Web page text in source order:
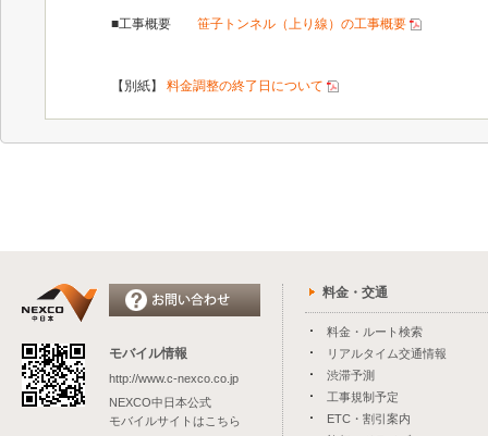
■工事概要 笹子トンネル（上り線）の工事概要
【別紙】 料金調整の終了日について
モバイル情報
http://www.c-nexco.co.jp
NEXCO中日本公式
モバイルサイトはこちら
料金・交通
料金・ルート検索
リアルタイム交通情報
渋滞予測
工事規制予定
ETC・割引案内